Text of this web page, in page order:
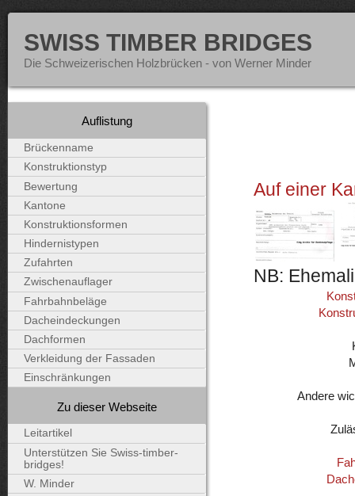
SWISS TIMBER BRIDGES
Die Schweizerischen Holzbrücken - von Werner Minder
Auf einer
NB:
Andere
Auflistung
Brückenname
Konstruktionstyp
Bewertung
Kantone
Konstruktionsformen
Hindernistypen
Zufahrten
Zwischenauflager
Fahrbahnbeläge
Dacheindeckungen
Dachformen
Verkleidung der Fassaden
Einschränkungen
Zu dieser Webseite
Leitartikel
Unterstützen Sie Swiss-timber-
bridges!
W. Minder